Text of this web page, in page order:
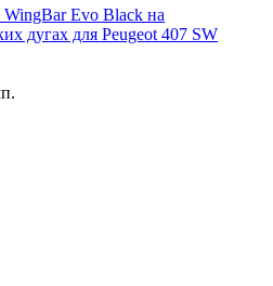
Evo Black на
дугах для Peugeot 407 SW